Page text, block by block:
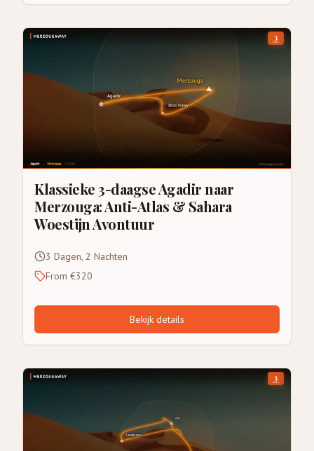
Klassieke 3-daagse Agadir naar
Merzouga: Anti-Atlas & Sahara
Woestijn Avontuur
3 Dagen, 2 Nachten
From €320
Bekijk details